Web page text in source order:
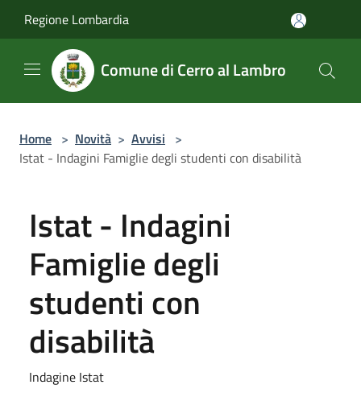
Regione Lombardia
Comune di Cerro al Lambro
Home > Novità > Avvisi >
Istat - Indagini Famiglie degli studenti con disabilità
Istat - Indagini
Famiglie degli
studenti con
disabilità
Indagine Istat